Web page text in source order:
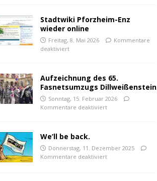
Stadtwiki Pforzheim-Enz
wieder online
Freitag, 8. Mai 2026
Kommentare
deaktiviert
Aufzeichnung des 65.
Fasnetsumzugs Dillweißenstein
Sonntag, 15. Februar 2026
Kommentare deaktiviert
We’ll be back.
Donnerstag, 11. Dezember 2025
Kommentare deaktiviert